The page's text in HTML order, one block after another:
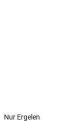
Nur Ergelen